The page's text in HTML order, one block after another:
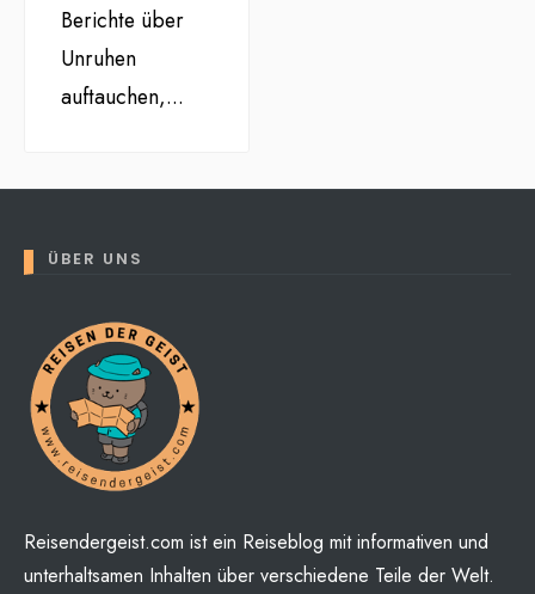
Berichte über
Unruhen
auftauchen,...
ÜBER UNS
Reisendergeist.com ist ein Reiseblog mit informativen und
unterhaltsamen Inhalten über verschiedene Teile der Welt.